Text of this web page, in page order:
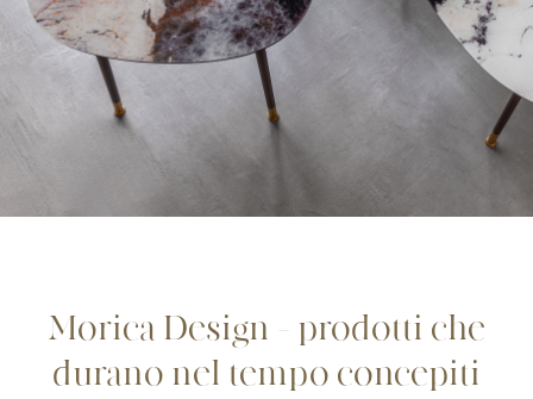
Morica Design – prodotti che
durano nel tempo concepiti